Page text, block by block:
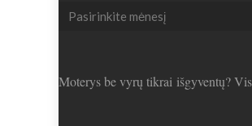
Seni
Moterys be vyrų tikrai išgyventų?